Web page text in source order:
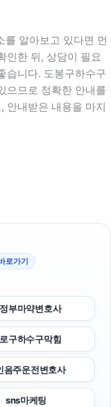
알아보고 있다면 먼
인한 뒤, 상담이 필요
습니다. 도봉구하수구
으므로 정확한 안내를
안내받은 내용을 마지
로가기
부마약변호사
구하수구막힘
음주운전변호사
sns마케팅